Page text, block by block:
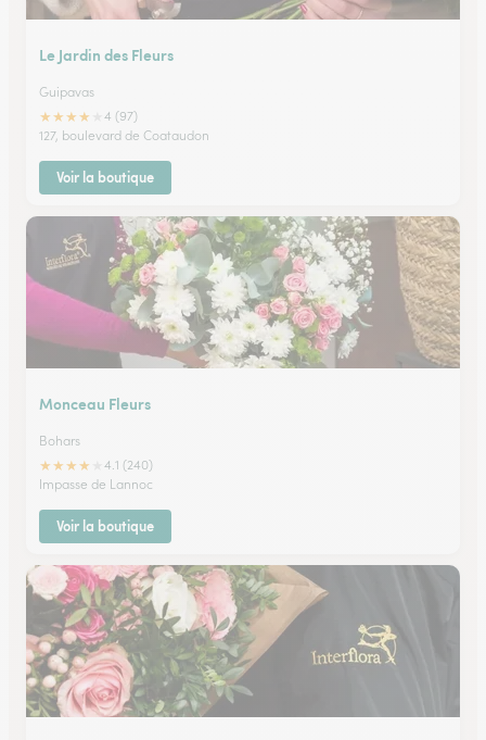
Le Jardin des Fleurs
Guipavas
★★★★
4 (97)
127, boulevard de Coataudon
Voir la boutique
Monceau Fleurs
Bohars
★★★★
4.1 (240)
Impasse de Lannoc
Voir la boutique